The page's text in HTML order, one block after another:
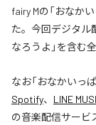
fairy Mの「おなか
た。今回デジタル
なろうよ」を含む
なお「おなかいっ
Spotify、 LINE
の音楽配信サービ